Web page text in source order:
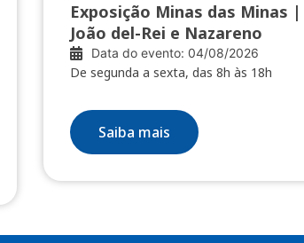
Exposição Minas das Minas |
João del-Rei e Nazareno
Data do evento: 04/08/2026
De segunda a sexta, das 8h às 18h
Saiba mais